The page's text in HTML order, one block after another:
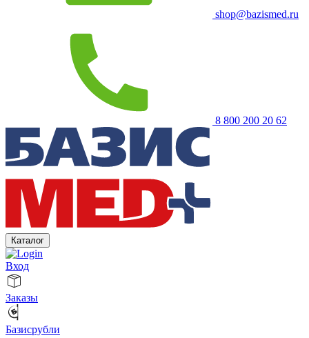
shop@bazismed.ru
8 800 200 20 62
Каталог
Вход
Заказы
Базисрубли